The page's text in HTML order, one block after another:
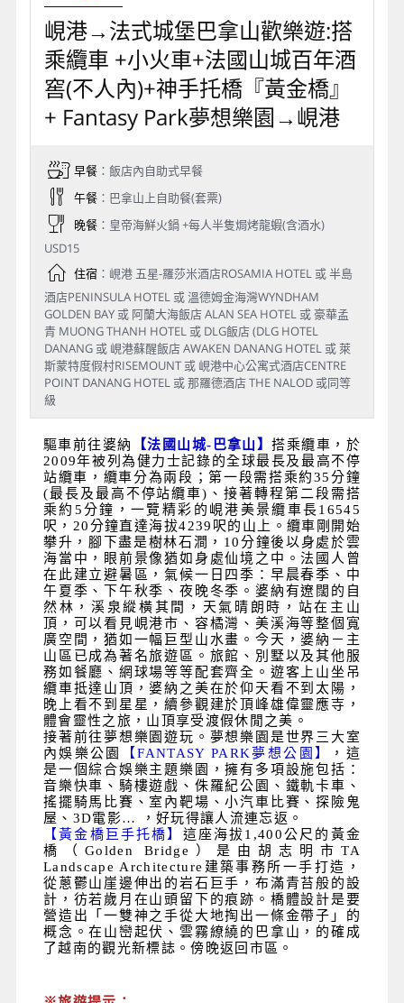
峴港→法式城堡巴拿山歡樂遊:搭
乘纜車 +小火車+法國山城百年酒
窖(不人內)+神手托橋『黃金橋』
+ Fantasy Park夢想樂園→峴港
早餐：飯店內自助式早餐
午餐：巴拿山上自助餐(套票)
晚餐：皇帝海鮮火鍋 +每人半隻焗烤龍蝦(含酒水)
USD15
住宿：峴港 五星-羅莎米酒店ROSAMIA HOTEL 或 半島
酒店PENINSULA HOTEL 或 溫德姆金海灣WYNDHAM
GOLDEN BAY 或 阿蘭大海飯店 ALAN SEA HOTEL 或 豪華孟
青 MUONG THANH HOTEL 或 DLG飯店 (DLG HOTEL
DANANG 或 峴港蘇醒飯店 AWAKEN DANANG HOTEL 或 萊
斯蒙特度假村RISEMOUNT 或 峴港中心公寓式酒店CENTRE
POINT DANANG HOTEL 或 那羅德酒店 THE NALOD 或同等
級
驅車前往婆納 【法國山城-巴拿山】搭乘纜車，於
2009年被列為健力士記錄的全球最長及最高不停
站纜車，纜車分為兩段；第一段需搭乘約35分鐘
(最長及最高不停站纜車)、接著轉程第二段需搭
乘約5分鐘，一覽精彩的峴港美景纜車長16545
呎，20分鐘直達海拔4239呎的山上。纜車剛開始
攀升，腳下盡是樹林石澗，10分鐘後以身處於雲
海當中，眼前景像猶如身處仙境之中。法國人曾
在此建立避暑區，氣候一日四季：早晨春季、中
午夏季、下午秋季、夜晚冬季。婆納有遼闊的自
然林，溪泉縱橫其間，天氣晴朗時，站在主山
頂，可以看見峴港市、容橘灣、美溪海等整個寬
廣空間，猶如一幅巨型山水畫。今天，婆納－主
山區已成為著名旅遊區。旅館、別墅以及其他服
務如餐廳、網球場等等配套齊全。遊客上山坐吊
纜車抵達山頂，婆納之美在於仰天看不到太陽，
晚上看不到星星，續參觀建於頂峰雄偉靈應寺，
體會靈性之旅，山頂享受渡假休閒之美。
接著前往夢想樂園遊玩。夢想樂園是世界三大室
內娛樂公園
【FANTASY PARK夢想公園】
，這
是一個綜合娛樂主題樂園，擁有多項設施包括：
音樂快車、騎樓遊戲、侏羅紀公園、鐵軌卡車、
搖擺騎馬比賽、室內靶場、小汽車比賽、探險鬼
屋、3D電影… ，好玩得讓人流連忘返。
【黃金橋巨手托橋】 這座海拔1,400公尺的黃金
橋（Golden Bridge）是由胡志明市TA
Landscape Architecture建築事務所一手打造，
從蔥鬱山崖邊伸出的岩石巨手，布滿青苔般的設
計，彷若歲月在山頭留下的痕跡。橋體設計是要
營造出「一雙神之手從大地掏出一條金帶子」的
概念。在山巒起伏、雲霧繚繞的巴拿山，的確成
了越南的觀光新標誌。傍晚返回市區。